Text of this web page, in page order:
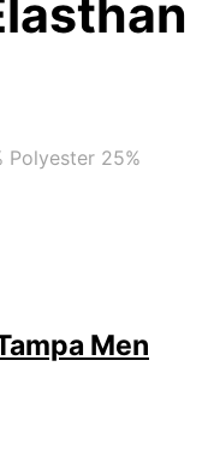
Polyester 25%
Men